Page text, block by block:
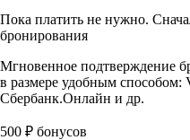
Пока платить не нужно.
бронирования
Мгновенное подтверждение
в размере удобным способом:
Сбербанк.Онлайн и др.
500 ₽ бонусов